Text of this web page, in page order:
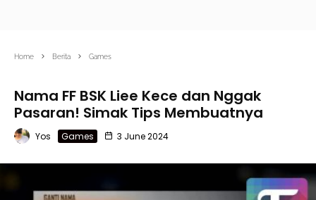
Home Berita Games
Nama FF BSK Liee Kece dan Nggak
Pasaran! Simak Tips Membuatnya
Yos Games 3 June 2024